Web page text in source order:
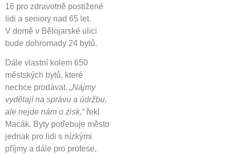
16 pro zdravotně postižené
lidi a seniory nad 65 let.
V domě v Bělojarské ulici
bude dohromady 24 bytů.
Dále vlastní kolem 650
městských bytů, které
nechce prodávat. „Nájmy
vydělají na správu a údržbu,
ale nejde nám o zisk,“řekl
Macák. Byty potřebuje město
jednak pro lidi s nízkými
příjmy a dále pro profese,